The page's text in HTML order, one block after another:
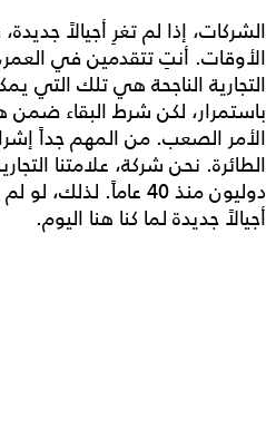
الشركات، إذا لم تغرِ أجيالاً
الأوقات. أنتِ تتقدمين في
التجارية الناجحة هي تلك التي
باستمرار، لكن شرط البقاء
الأمر الصعب. من المهم جداً
دوليون منذ 40 عاماً.
أجيالاً جديدة لما كنا هنا اليوم.